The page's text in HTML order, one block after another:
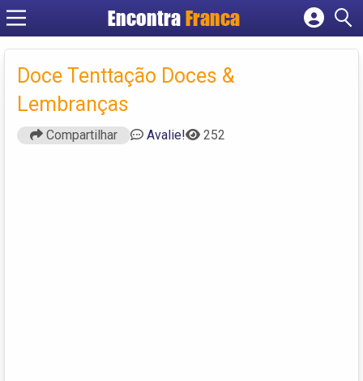
Encontra Franca
Cadastrar empresa
Criar conta
Doce Tenttação Doces &
Lembranças
Compartilhar Avalie! 252